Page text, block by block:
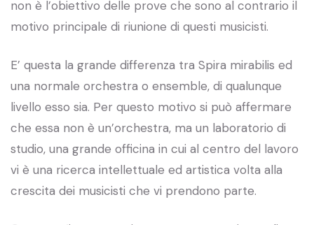
non è l’obiettivo delle prove che sono al contrario il
motivo principale di riunione di questi musicisti.
E’ questa la grande differenza tra Spira mirabilis ed
una normale orchestra o ensemble, di qualunque
livello esso sia. Per questo motivo si può affermare
che essa non è un’orchestra, ma un laboratorio di
studio, una grande officina in cui al centro del lavoro
vi è una ricerca intellettuale ed artistica volta alla
crescita dei musicisti che vi prendono parte.